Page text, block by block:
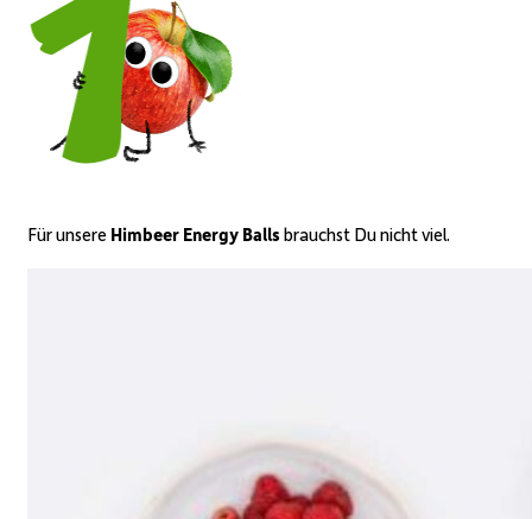
Für unsere Himbeer Energy Balls brauchst Du nicht viel.